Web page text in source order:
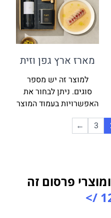
מארז ארץ גפן וזית
למוצר זה יש מספר
סוגים. ניתן לבחור את
האפשרויות בעמוד המוצר
←
פרסום זה